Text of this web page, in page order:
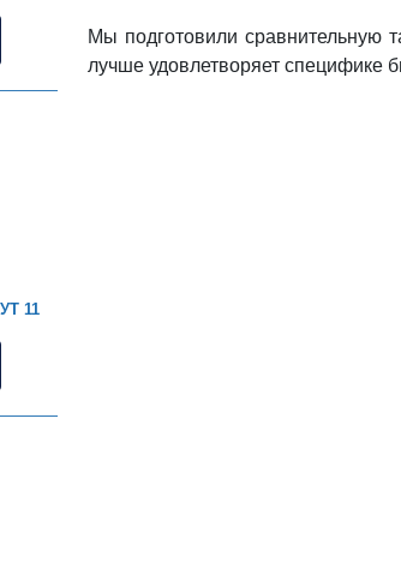
11
Мы подготовили сравнительную
лучше удовлетворяет специфике